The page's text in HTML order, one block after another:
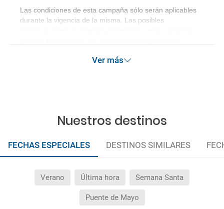
Las condiciones de esta campaña sólo serán aplicables
durante la vigencia de la misma. Las posibles
Ver más
Nuestros destinos
FECHAS ESPECIALES DESTINOS SIMILARES
Verano Última hora Semana Santa
Puente de Mayo